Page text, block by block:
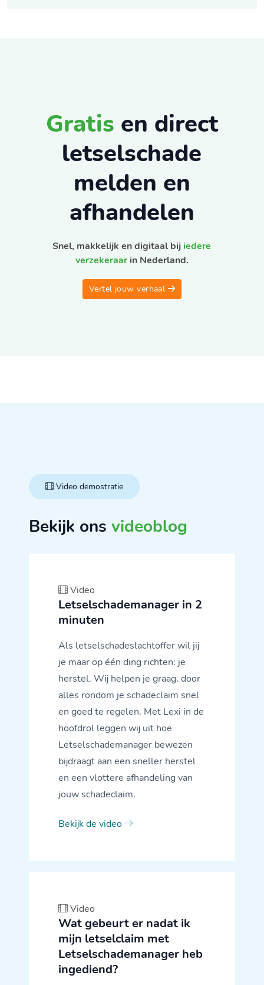
Gratis en direct
letselschade
melden en
afhandelen
Snel, makkelijk en digitaal bij iedere
verzekeraarin Nederland.
Vertel jouw verhaal
Video demostratie
Bekijk onsvideoblog
Video
Letselschademanager in 2
minuten
Als letselschadeslachtoffer wil jij
je maar op één ding richten: je
herstel. Wij helpen je graag, door
alles rondom je schadeclaim snel
en goed te regelen. Met Lexi in de
hoofdrol leggen wij uit hoe
Letselschademanager bewezen
bijdraagt aan een sneller herstel
en een vlottere afhandeling van
jouw schadeclaim.
Bekijk de video
Video
Wat gebeurt er nadat ik
mijn letselclaim met
Letselschademanager heb
ingediend?